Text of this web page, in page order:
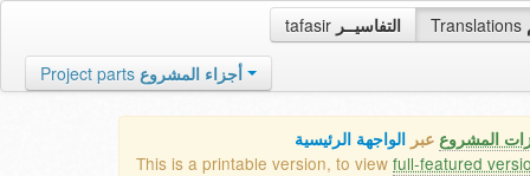
tafasir التفاسيــر Translations
Project parts أجزاء المشروع
المشروع عبر الواجهة الرئيسية
This is a printable version, to view full-featured